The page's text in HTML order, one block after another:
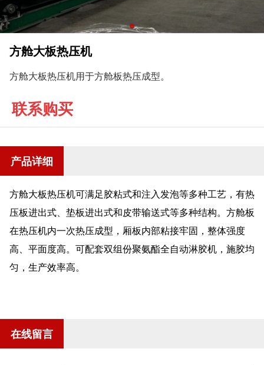
方舱大板热压机
方舱大板热压机用于方舱板热压成型。
联系购买
产品详细
方舱大板热压机可满足胶粘式和注入发泡等多种工艺，有热
压板进出式、垫板进出式和皮带输送式等多种结构。方舱板
在热压机内一次热压成型，厢板内部粘接牢固，整体强度
高、平面度高。可配套双组份聚氨酯全自动淋胶机，施胶均
匀，生产效率高。
在线留言